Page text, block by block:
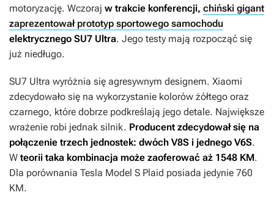
motoryzację. Wczoraj w trakcie konferencji, chiński gigant
zaprezentował prototyp sportowego samochodu
elektrycznego SU7 Ultra. Jego testy mają rozpocząć się
już niedługo.
SU7 Ultra wyróżnia się agresywnym designem. Xiaomi
zdecydowało się na wykorzystanie kolorów żółtego oraz
czarnego, które dobrze podkreślają jego detale. Największe
wrażenie robi jednak silnik. Producent zdecydował się na
połączenie trzech jednostek: dwóch V8S i jednego V6S.
W teorii taka kombinacja może zaoferować aż 1548 KM.
Dla porównania Tesla Model S Plaid posiada jedynie 760
KM.